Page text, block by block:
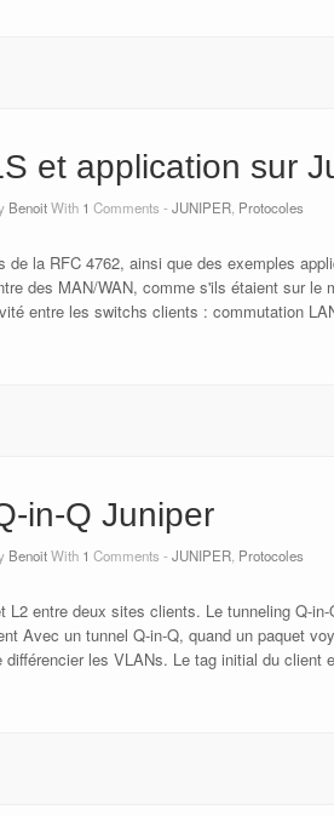
et application sur
BenoitWith 1 Comments - JUNIPER Protocoles
la RFC 4762, ainsi que des exemples
des MAN/WAN, comme s'ils étaient sur le
entre les switchs clients : commutation
in-Q Juniper
BenoitWith 1 Comments - JUNIPER, Protocoles
entre deux sites clients. Le tunneling Q-
Avec un tunnel Q-in-Q, quand un paquet
les VLANs. Le tag initial du